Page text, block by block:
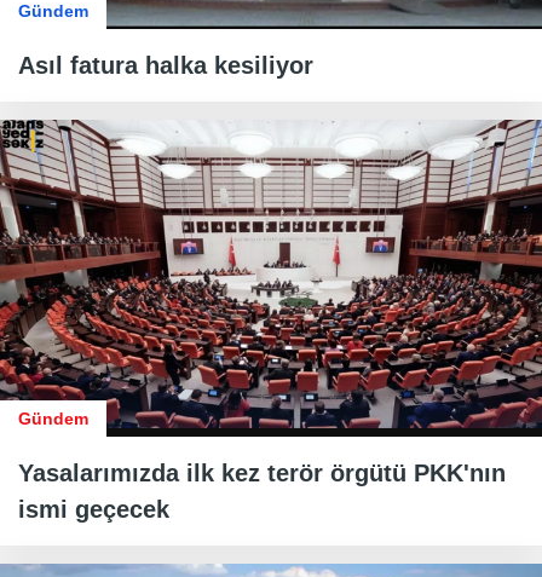
Gündem
Asıl fatura halka kesiliyor
Gündem
Yasalarımızda ilk kez terör örgütü PKK'nın
ismi geçecek